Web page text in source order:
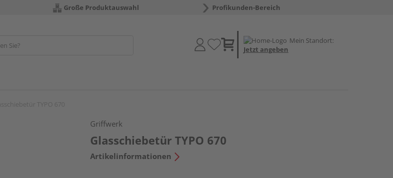
Große Produktauswahl Profikunden-Bereich
Mein Standort:
Jetzt angeben
Griffwerk
Glasschiebetür TYPO 670
Artikelinformationen